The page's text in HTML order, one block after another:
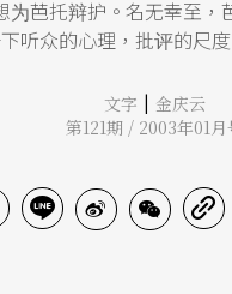
为芭托辩护。名无幸至
听众的心理，批评的尺
文字 | 金庆云
第121期 / 2003年01月